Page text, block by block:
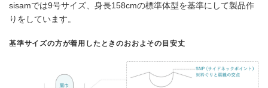
sisamでは9号サイズ、身長158cmの標準体型を基準にして製品作
りをしています。
基準サイズの方が着用したときのおおよその目安丈